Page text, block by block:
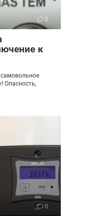
0
к
Опасность,
0